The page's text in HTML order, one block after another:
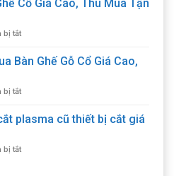
Cổ
Cao
Cam
Chất
Cổ Giá Cao, Thu Mua Tận
bị tắtở
Mua
Cổ
Cao,
Tận
Bàn Ghế Gỗ Cổ Giá Cao,
bị tắtở
Vụ
Bàn
plasma cũ thiết bị cắt giá
bị tắtở